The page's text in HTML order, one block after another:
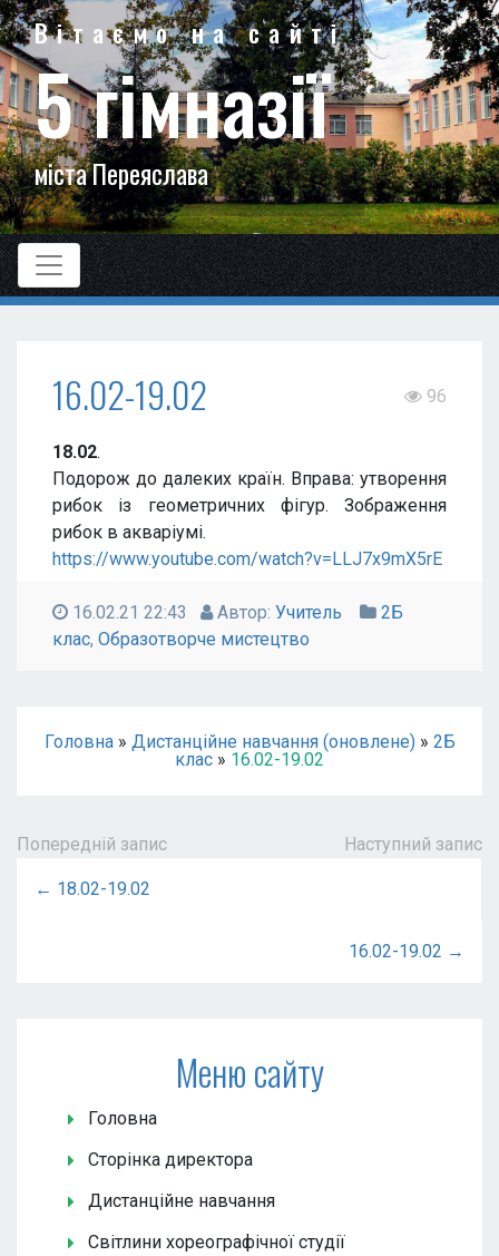
Вітаємо на сайті
5 гімназії
міста Переяслава
16.02-19.02 96
18.02.
Подорож до далеких країн. Вправа: утворення
рибок із геометричних фігур. Зображення
рибок в акваріумі.
https://www.youtube.com/watch?v=LLJ7x9mX5rE
16.02.21 22:43 Автор: Учитель
2Б
клас, Образотворче мистецтво
Головна» Дистанційне навчання (оновлене)» 2Б
клас » 16.02-19.02
Попередній запис Наступний запис
← 18.02-19.02
16.02-19.02 →
Меню сайту
Головна
Сторінка директора
Дистанційне навчання
Світлини хореографічної студії